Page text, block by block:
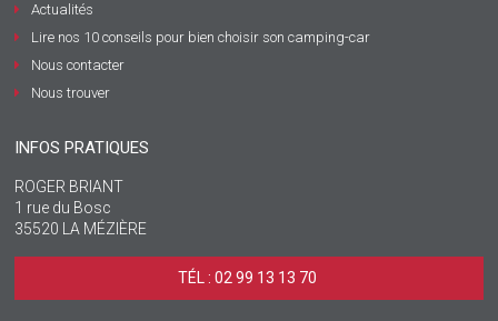
Actualités
Lire nos 10 conseils pour bien choisir son camping-car
Nous contacter
Nous trouver
INFOS PRATIQUES
ROGER BRIANT
1 rue du Bosc
35520 LA MÉZIÈRE
TÉL : 02 99 13 13 70 ‎